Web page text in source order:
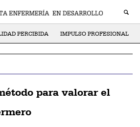
PERCIBIDA IMPULSO PROFESIONAL
para valorar el